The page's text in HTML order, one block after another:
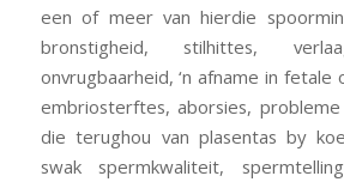
een of meer van hierdie
bronstigheid, stilhittes,
onvrugbaarheid, ‘n afname in fetale
embriosterftes, aborsies,
die terughou van plasentas by
swak spermkwaliteit,